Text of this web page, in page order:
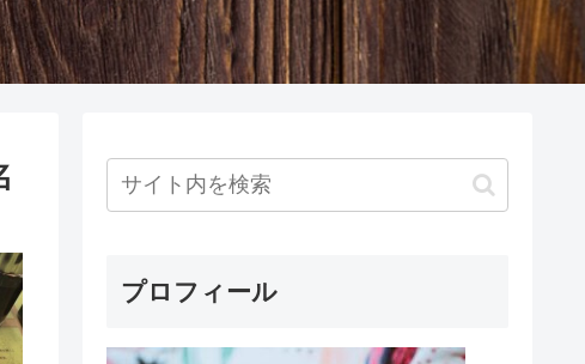
プロフィール